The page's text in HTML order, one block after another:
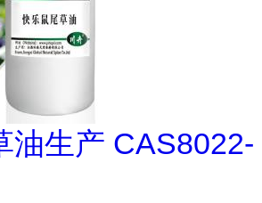
油生产 CAS8022-